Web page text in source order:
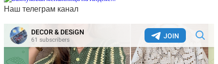
Наш телеграм канал